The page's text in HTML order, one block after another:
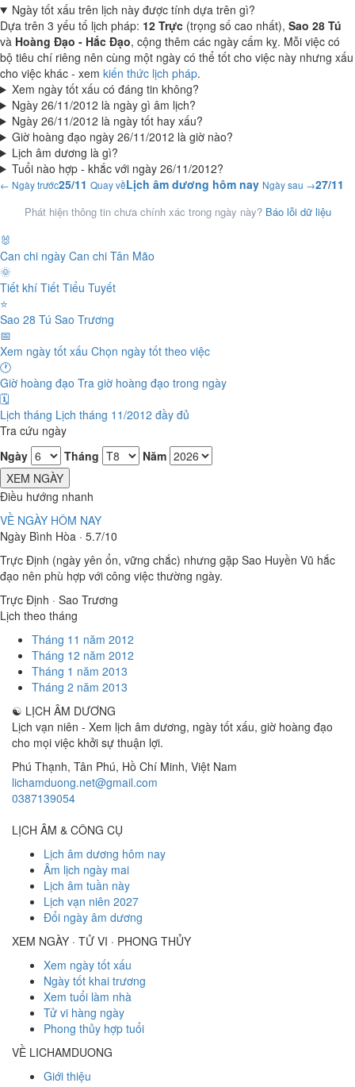
Ngày tốt xấu trên lịch này được tính dựa trên gì?
Dựa trên 3 yếu tố lịch pháp: 12 Trực (trọng số cao nhất), Sao 28 Tú
và Hoàng Đạo - Hắc Đạo, cộng thêm các ngày cấm kỵ. Mỗi việc có
bộ tiêu chí riêng nên cùng một ngày có thể tốt cho việc này nhưng xấu
cho việc khác - xem kiến thức lịch pháp.
Xem ngày tốt xấu có đáng tin không?
Ngày 26/11/2012 là ngày gì âm lịch?
Ngày 26/11/2012 là ngày tốt hay xấu?
Giờ hoàng đạo ngày 26/11/2012 là giờ nào?
Lịch âm dương là gì?
Tuổi nào hợp - khắc với ngày 26/11/2012?
← Ngày trước25/11 Quay vềLịch âm dương hôm nay Ngày sau →27/11
Phát hiện thông tin chưa chính xác trong ngày này? Báo lỗi dữ liệu
🐰
Can chi ngày Can chi Tân Mão
🌞
Tiết khí Tiết Tiểu Tuyết
⭐
Sao 28 Tú Sao Trương
📅
Xem ngày tốt xấu Chọn ngày tốt theo việc
🕐
Giờ hoàng đạo Tra giờ hoàng đạo trong ngày
🗓️
Lịch tháng Lịch tháng 11/2012 đầy đủ
Tra cứu ngày
Ngày
Tháng
Năm
XEM NGÀY
Điều hướng nhanh
VỀ NGÀY HÔM NAY
Ngày Bình Hòa · 5.7/10
Trực Định (ngày yên ổn, vững chắc) nhưng gặp Sao Huyền Vũ hắc
đạo nên phù hợp với công việc thường ngày.
Trực Định · Sao Trương
Lịch theo tháng
Tháng 11 năm 2012
Tháng 12 năm 2012
Tháng 1 năm 2013
Tháng 2 năm 2013
☯ LỊCH ÂM DƯƠNG
Lịch vạn niên - Xem lịch âm dương, ngày tốt xấu, giờ hoàng đạo
cho mọi việc khởi sự thuận lợi.
Phú Thạnh, Tân Phú, Hồ Chí Minh, Việt Nam
lichamduong.net@gmail.com
0387139054
LỊCH ÂM & CÔNG CỤ
Lịch âm dương hôm nay
Âm lịch ngày mai
Lịch âm tuần này
Lịch vạn niên 2027
Đổi ngày âm dương
XEM NGÀY · TỬ VI · PHONG THỦY
Xem ngày tốt xấu
Ngày tốt khai trương
Xem tuổi làm nhà
Tử vi hàng ngày
Phong thủy hợp tuổi
VỀ LICHAMDUONG
Giới thiệu